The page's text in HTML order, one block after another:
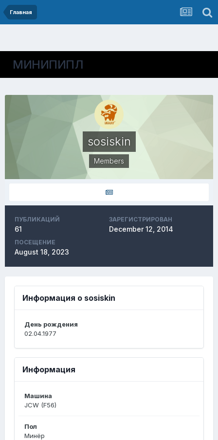
Главная
МИНИПИПЛ
sosiskin
Members
ПУБЛИКАЦИЙ
61
ЗАРЕГИСТРИРОВАН
December 12, 2014
ПОСЕЩЕНИЕ
August 18, 2023
Информация о sosiskin
День рождения
02.04.1977
Информация
Машина
JCW (F56)
Пол
Минёр